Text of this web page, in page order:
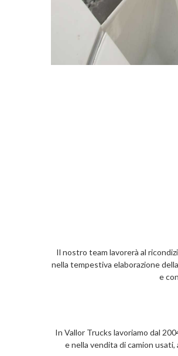
Il nostro team lavorerà al
nella tempestiva elaborazione
e
In Vallor Trucks lavoriamo dal
e nella vendita di camion